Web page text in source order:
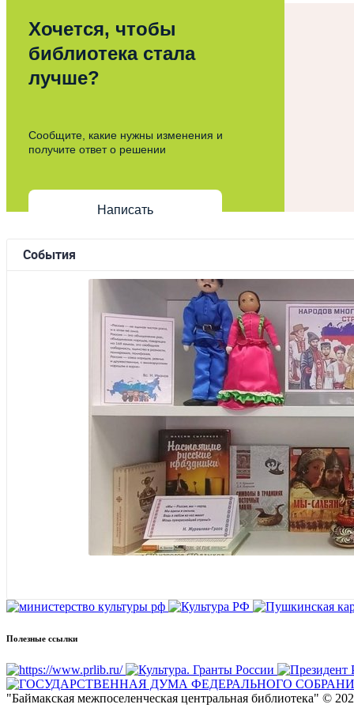
Хочется, чтобы
библиотека стала
лучше?
Сообщите, какие нужны изменения и
получите ответ о решении
Написать
Полезные ссылки
"Баймакская межпоселенческая центральная библиотека" ©